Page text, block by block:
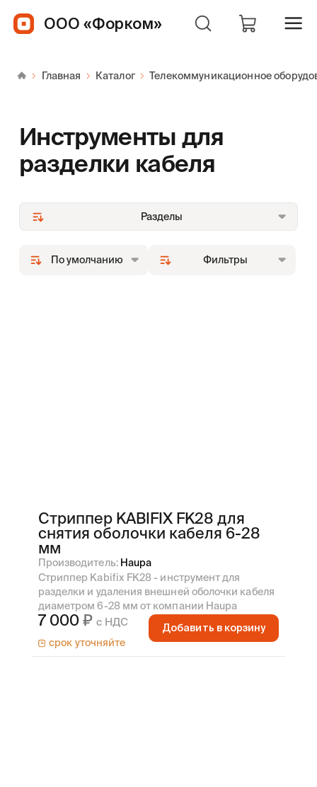
ООО «Форком»
Главная Каталог Телекоммуникационное
Инструменты для
разделки кабеля
Разделы
По умолчанию
Фильтры
Стриппер KABIFIX FK28 для
снятия оболочки кабеля 6-28
мм
Производитель: Haupa
Стриппер Kabifix FK28 - инструмент для
разделки и удаления внешней оболочки кабеля
диаметром 6-28 мм от компании Haupa
7 000 с НДС
срок уточняйте
Добавить в корзину